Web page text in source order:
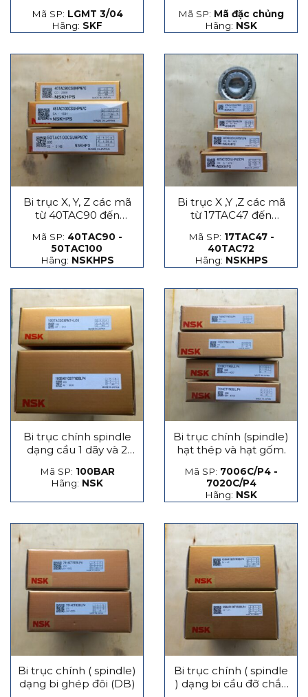
Mã SP: LGMT 3/04
Hãng: SKF
Mã SP: Mã đặc chủng
Hãng: NSK
Bi trục X, Y, Z các mã
từ 40TAC90 đến
Mã SP: 40TAC90 -
50TAC100
Hãng: NSKHPS
Bi trục X ,Y ,Z các mã
từ 17TAC47 đến
Mã SP: 17TAC47 -
40TAC72
Hãng: NSKHPS
Bi trục chính spindle
dạng cầu 1 dãy và 2
Mã SP: 100BAR
Hãng: NSK
Bi trục chính (spindle)
hạt thép và hạt gốm.
Mã SP: 7006C/P4 -
7020C/P4
Hãng: NSK
Bi trục chính ( spindle)
dạng bi ghép đôi (DB)
Bi trục chính ( spindle
) dạng bi cầu đỡ chắn